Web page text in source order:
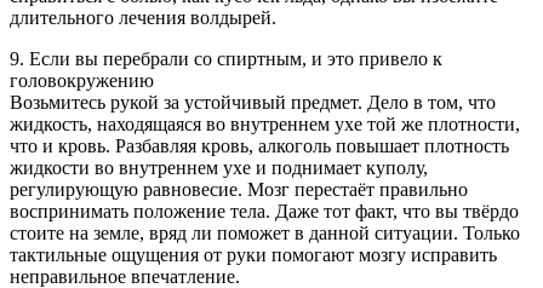
длительного лечения волдырей.
9. Если вы перебрали со спиртным, и это привело к
головокружению
Возьмитесь рукой за устойчивый предмет. Дело в том, что
жидкость, находящаяся во внутреннем ухе той же плотности,
что и кровь. Разбавляя кровь, алкоголь повышает плотность
жидкости во внутреннем ухе и поднимает куполу,
регулирующую равновесие. Мозг перестаёт правильно
воспринимать положение тела. Даже тот факт, что вы твёрдо
стоите на земле, вряд ли поможет в данной ситуации. Только
тактильные ощущения от руки помогают мозгу исправить
неправильное впечатление.